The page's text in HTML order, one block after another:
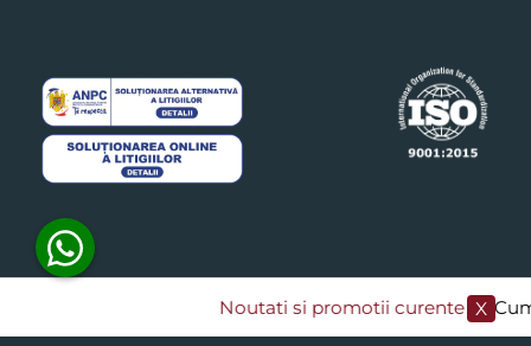
Noutati si promotii curente​/// X